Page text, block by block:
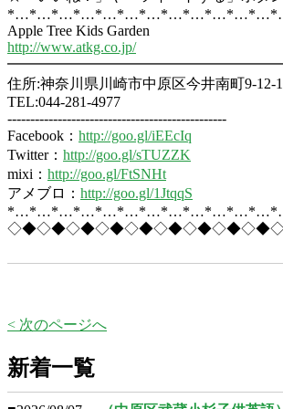
Apple Tree Kids Garden
http://www.atkg.co.jp/
住所:神奈川県川崎市中原区今井南町9-12-
TEL:044-281-4977
------------------------------------------------
Facebook： http://goo.gl/iEEcIq
Twitter： http://goo.gl/sTUZZK
mixi： http://goo.gl/FtSNHt
アメブロ： http://goo.gl/1JtqqS
< 次のページへ
新着一覧